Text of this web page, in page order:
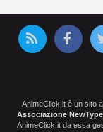
AnimeClick.it è un sito
Associazione
AnimeClick.it da essa